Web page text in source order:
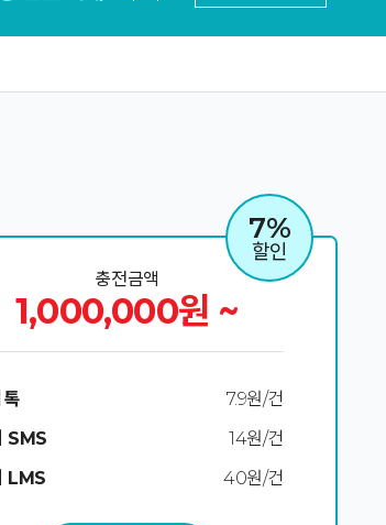
가 15만원~
메인 9700원
쿠폰 이벤트
금 확인하기
저가 15만원~
7%
할인
충전금액
1,000,000원 ~
7.9원/건
SMS
14원/건
LMS
40원/건